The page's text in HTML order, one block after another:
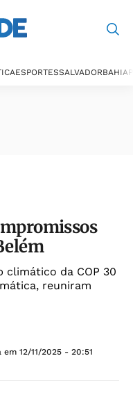
ESPORTESSALVADORBAHIA
climático da COP 30
reuniram
em 12/11/2025 - 20:51